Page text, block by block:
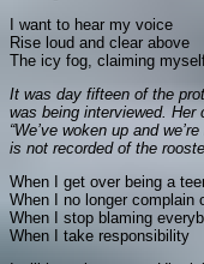
I want to hear my voice
Rise loud and clear above
The icy fog, claiming
It was day fifteen of the
was being interviewed.
“We’ve woken up and
is not recorded of the
When I get over being a
When I no longer complain
When I stop blaming
When I take responsibility